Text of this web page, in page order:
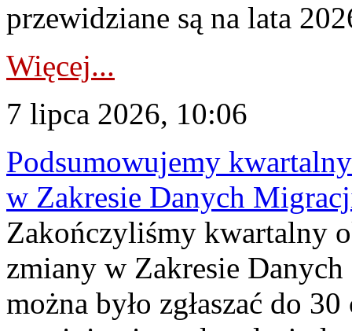
przewidziane są na lata
Więcej...
7 lipca 2026, 10:06
Podsumowujemy
w Zakresie Danych
Zakończyliśmy kwartalny
zmiany w Zakresie
można było zgłaszać do